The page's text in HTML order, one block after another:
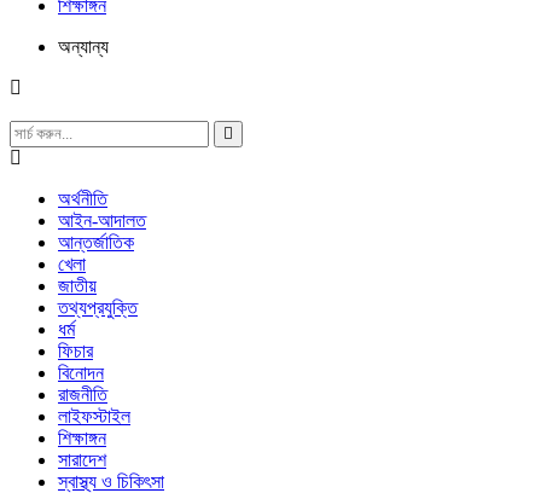
শিক্ষাঙ্গন
অন্যান্য
অর্থনীতি
আইন-আদালত
আন্তর্জাতিক
খেলা
জাতীয়
তথ্যপ্রযুক্তি
ধর্ম
ফিচার
বিনোদন
রাজনীতি
লাইফস্টাইল
শিক্ষাঙ্গন
সারাদেশ
স্বাস্থ্য ও চিকিৎসা